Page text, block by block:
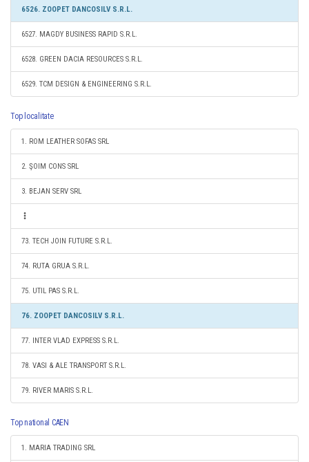
6526. ZOOPET DANCOSILV S.R.L.
6527. MAGDY BUSINESS RAPID S.R.L.
6528. GREEN DACIA RESOURCES S.R.L.
6529. TCM DESIGN & ENGINEERING S.R.L.
Top localitate
1. ROM LEATHER SOFAS SRL
2. ŞOIM CONS SRL
3. BEJAN SERV SRL
73. TECH JOIN FUTURE S.R.L.
74. RUTA GRUA S.R.L.
75. UTIL PAS S.R.L.
76. ZOOPET DANCOSILV S.R.L.
77. INTER VLAD EXPRESS S.R.L.
78. VASI & ALE TRANSPORT S.R.L.
79. RIVER MARIS S.R.L.
Top national CAEN
1. MARIA TRADING SRL